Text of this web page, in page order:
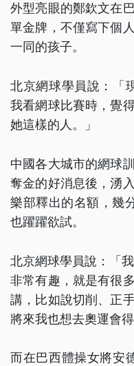
外型亮眼的鄭欽文在
單金牌，不僅寫下個
一同的孩子。
北京網球學員說：「
我看網球比賽時，覺
她這樣的人。」
中國各大城市的網球
奪金的好消息後，湧
樂部釋出的名額，幾
也躍躍欲試。
北京網球學員說：「
非常有趣，就是有很
講，比如說切削、正
將來我也想去奧運會得
而在巴西體操女將安